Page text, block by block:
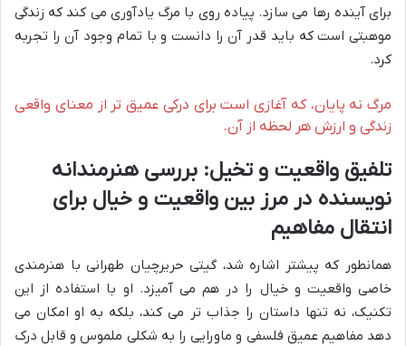
برای آینده رها می سازد. پیاده روی با مرگ یادآوری می کند که زندگی
موهبتی است که باید قدر آن را دانست و با تمام وجود آن را تجربه
کرد.
مرگ نه پایان، که آغازی است برای درکی عمیق تر از معنای واقعی
زندگی و ارزش هر لحظه از آن.
تلفیق واقعیت و تخیل: بررسی هنرمندانه
نویسنده در مرز بین واقعیت و خیال برای
انتقال مفاهیم
همانطور که پیشتر اشاره شد، گیتی حریرچیان طهرانی با هنرمندی
خاصی واقعیت و خیال را در هم می آمیزد. او با استفاده از این
تکنیک، نه تنها داستان را جذاب تر می کند، بلکه به او امکان می
دهد مفاهیم عمیق فلسفی و ماورایی را به شکلی ملموس و قابل درک